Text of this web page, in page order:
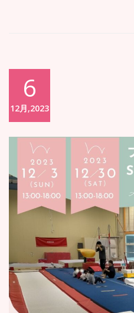
6
12月,2023